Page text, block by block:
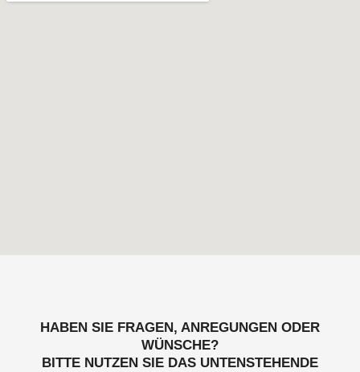
HABEN SIE FRAGEN, ANREGUNGEN ODER
WÜNSCHE?
BITTE NUTZEN SIE DAS UNTENSTEHENDE